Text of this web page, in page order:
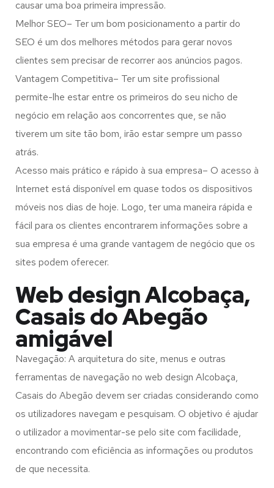
causar uma boa primeira impressão.
Melhor SEO– Ter um bom posicionamento a partir do
SEO é um dos melhores métodos para gerar novos
clientes sem precisar de recorrer aos anúncios pagos.
Vantagem Competitiva– Ter um site profissional
permite-lhe estar entre os primeiros do seu nicho de
negócio em relação aos concorrentes que, se não
tiverem um site tão bom, irão estar sempre um passo
atrás.
Acesso mais prático e rápido à sua empresa– O acesso à
Internet está disponível em quase todos os dispositivos
móveis nos dias de hoje. Logo, ter uma maneira rápida e
fácil para os clientes encontrarem informações sobre a
sua empresa é uma grande vantagem de negócio que os
sites podem oferecer.
Web design Alcobaça,
Casais do Abegão
amigável
Navegação: A arquitetura do site, menus e outras
ferramentas de navegação no web design Alcobaça,
Casais do Abegão devem ser criadas considerando como
os utilizadores navegam e pesquisam. O objetivo é ajudar
o utilizador a movimentar-se pelo site com facilidade,
encontrando com eficiência as informações ou produtos
de que necessita.